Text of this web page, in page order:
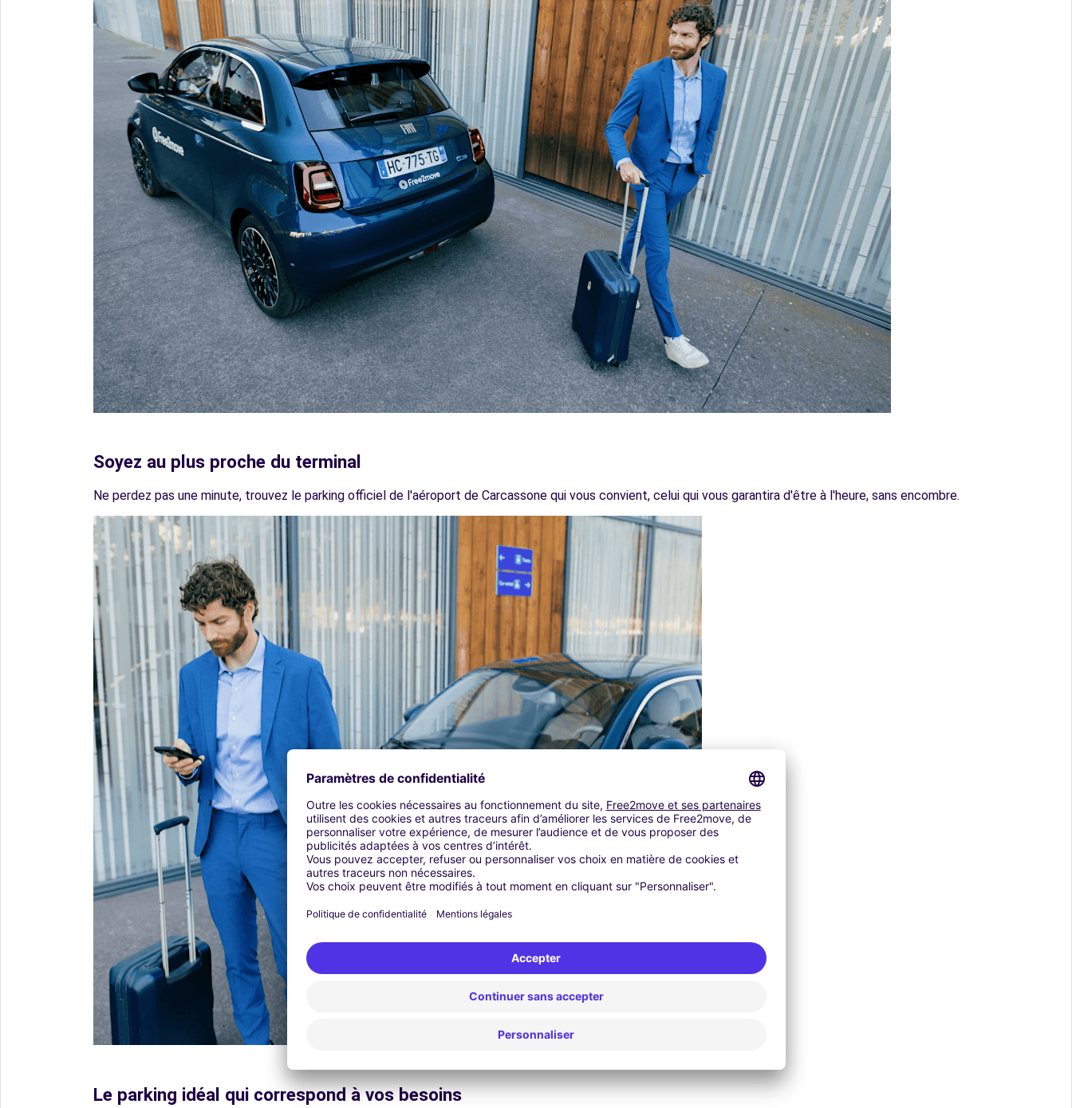
Soyez au plus proche du terminal
Ne perdez pas une minute, trouvez le parking officiel de l'aéroport de Carcassone qui vous convient, celui qui vous garantira d'être à l'heure, sans encombre.
Le parking idéal qui correspond à vos besoins